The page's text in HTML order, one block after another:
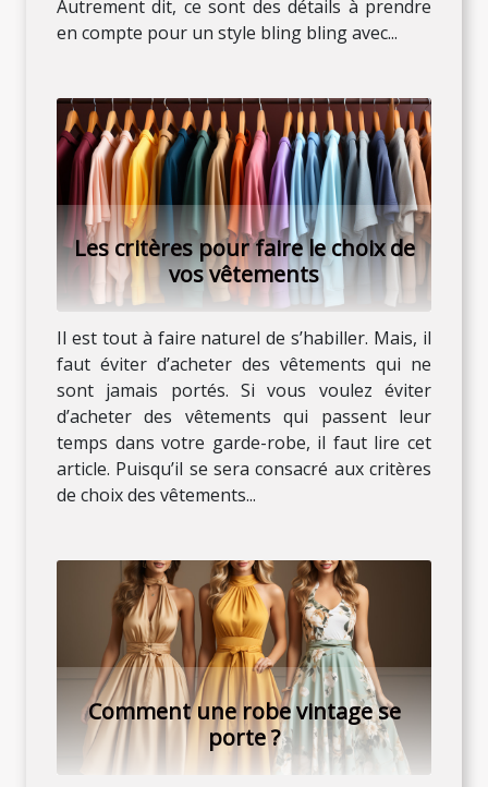
Autrement dit, ce sont des détails à prendre
en compte pour un style bling bling avec...
Les critères pour faire le choix de
vos vêtements
Il est tout à faire naturel de s’habiller. Mais, il
faut éviter d’acheter des vêtements qui ne
sont jamais portés. Si vous voulez éviter
d’acheter des vêtements qui passent leur
temps dans votre garde-robe, il faut lire cet
article. Puisqu’il se sera consacré aux critères
de choix des vêtements...
Comment une robe vintage se
porte ?